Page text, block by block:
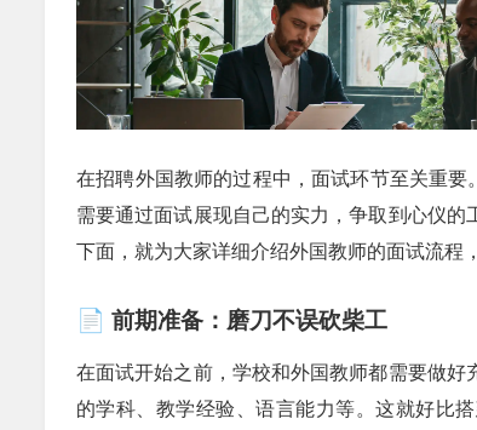
在招聘外国教师的过程中，面试环节至关重
需要通过面试展现自己的实力，争取到心仪的
下面，就为大家详细介绍外国教师的面试流程
📄 前期准备：磨刀不误砍柴工
在面试开始之前，学校和外国教师都需要做
的学科、教学经验、语言能力等。这就好比